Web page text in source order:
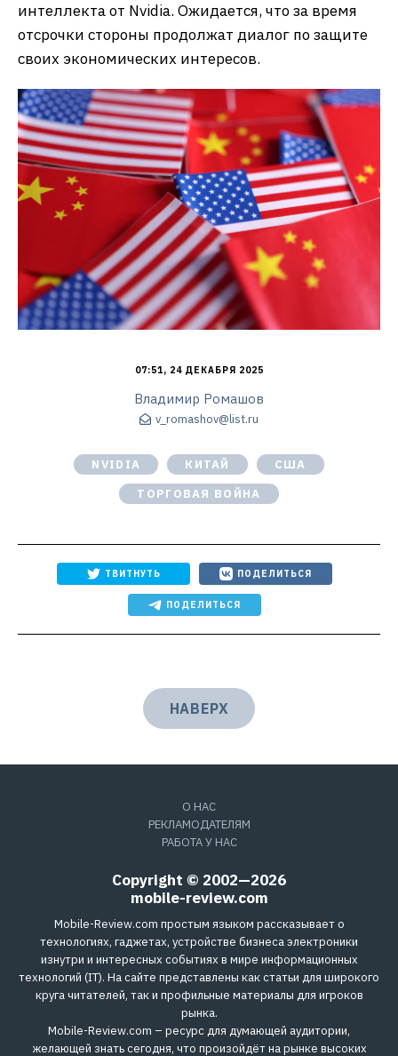
интеллекта от Nvidia. Ожидается, что за время
отсрочки стороны продолжат диалог по защите
своих экономических интересов.
07:51, 24 ДЕКАБРЯ 2025
Владимир Ромашов
v_romashov@list.ru
NVIDIA КИТАЙ
США
ТОРГОВАЯ ВОЙНА
ТВИТНУТЬ ПОДЕЛИТЬСЯ
ПОДЕЛИТЬСЯ
НАВЕРХ
О НАС
РЕКЛАМОДАТЕЛЯМ
РАБОТА У НАС
Copyright © 2002—2026
mobile-review.com
Mobile-Review.com простым языком рассказывает о
технологиях, гаджетах, устройстве бизнеса электроники
изнутри и интересных событиях в мире информационных
технологий (IT). На сайте представлены как статьи для широкого
круга читателей, так и профильные материалы для игроков
рынка.
Mobile-Review.com – ресурс для думающей аудитории,
желающей знать сегодня, что произойдёт на рынке высоких